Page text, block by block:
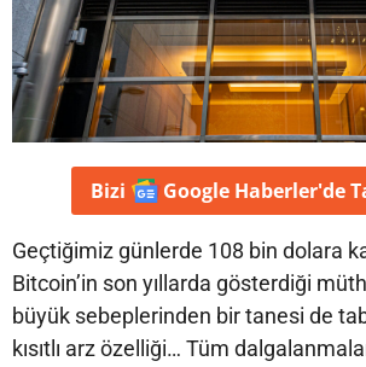
Bizi Google Haberler'de
Geçtiğimiz günlerde 108 bin dolara
Bitcoin’in son yıllarda gösterdiği
büyük sebeplerinden bir tanesi de
kısıtlı arz özelliği… Tüm